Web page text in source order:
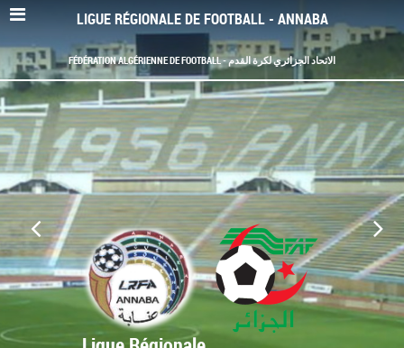
LIGUE RÉGIONALE DE FOOTBALL - ANNABA
FÉDÉRATION ALGÉRIENNE DE FOOTBALL - الاتحاد الجزائري لكرة القدم